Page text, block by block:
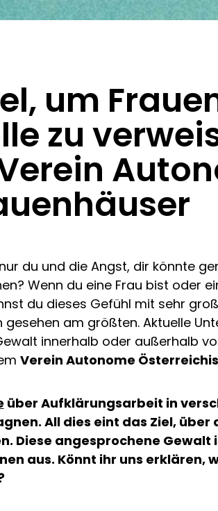
um
zu
du und die Angst, dir könnte
Wenn du eine Frau bist oder
du dieses Gefühl mit sehr
am größten. Aktuelle
innerhalb oder außerhalb
Verein Autonome
über Aufklärungsarbeit in
All dies eint das Ziel,
Diese angesprochene
aus. Könnt ihr uns erklären,